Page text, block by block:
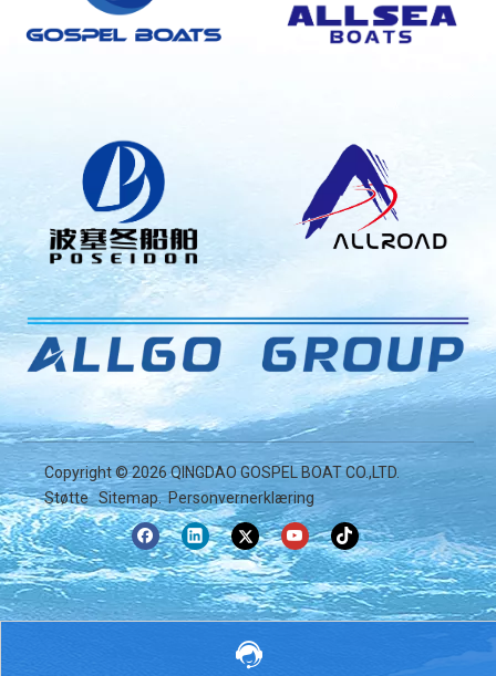
Copyright ©2026QINGDAO GOSPEL BOAT CO.,LTD.
Støtte Sitemap.Personvernerklæring